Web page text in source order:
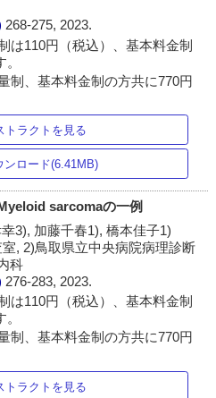
268-275, 2023.
は110円（税込）、基本料金制
制、基本料金制の方共に770円
トラクトを見る
ンロード(6.41MB)
sarcomaの一例
3), 加藤千春1), 橋本佳子1)
, 2)鳥取県立中央病院病理診断
科
276-283, 2023.
は110円（税込）、基本料金制
制、基本料金制の方共に770円
トラクトを見る